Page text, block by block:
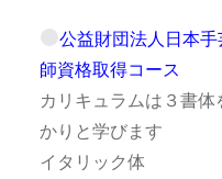
公益財団法人日本
師資格取得コース
カリキュラムは３書
かりと学びます
イタリック体